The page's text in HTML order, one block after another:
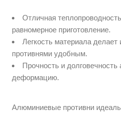
Отличная
равномерное приготовление.
Легкость материала делает
противнями удобным.
Прочность и
деформацию.
Алюминиевые противни